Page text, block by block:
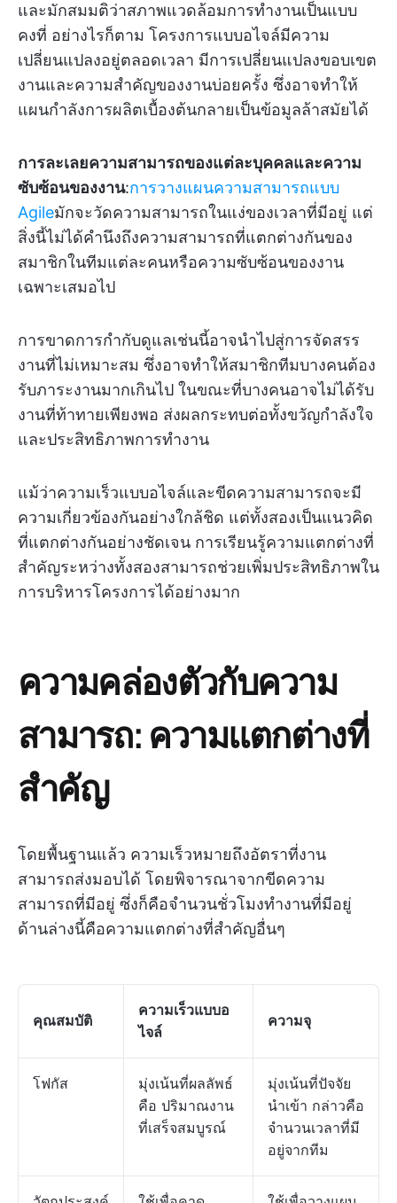
และมักสมมติว่าสภาพแวดล้อมการทำงานเป็นแบบ
คงที่ อย่างไรก็ตาม โครงการแบบอไจล์มีความ
เปลี่ยนแปลงอยู่ตลอดเวลา มีการเปลี่ยนแปลงขอบเขต
งานและความสำคัญของงานบ่อยครั้ง ซึ่งอาจทำให้
แผนกำลังการผลิตเบื้องต้นกลายเป็นข้อมูลล้าสมัยได้
การละเลยความสามารถของแต่ละบุคคลและความ
ซับซ้อนของงาน:การวางแผนความสามารถแบบ
Agileมักจะวัดความสามารถในแง่ของเวลาที่มีอยู่ แต่
สิ่งนี้ไม่ได้คำนึงถึงความสามารถที่แตกต่างกันของ
สมาชิกในทีมแต่ละคนหรือความซับซ้อนของงาน
เฉพาะเสมอไป
การขาดการกำกับดูแลเช่นนี้อาจนำไปสู่การจัดสรร
งานที่ไม่เหมาะสม ซึ่งอาจทำให้สมาชิกทีมบางคนต้อง
รับภาระงานมากเกินไป ในขณะที่บางคนอาจไม่ได้รับ
งานที่ท้าทายเพียงพอ ส่งผลกระทบต่อทั้งขวัญกำลังใจ
และประสิทธิภาพการทำงาน
แม้ว่าความเร็วแบบอไจล์และขีดความสามารถจะมี
ความเกี่ยวข้องกันอย่างใกล้ชิด แต่ทั้งสองเป็นแนวคิด
ที่แตกต่างกันอย่างชัดเจน การเรียนรู้ความแตกต่างที่
สำคัญระหว่างทั้งสองสามารถช่วยเพิ่มประสิทธิภาพใน
การบริหารโครงการได้อย่างมาก
ความคล่องตัวกับความ
สามารถ: ความแตกต่างที่
สำคัญ
โดยพื้นฐานแล้ว ความเร็วหมายถึงอัตราที่งาน
สามารถส่งมอบได้ โดยพิจารณาจากขีดความ
สามารถที่มีอยู่ ซึ่งก็คือจำนวนชั่วโมงทำงานที่มีอยู่
ด้านล่างนี้คือความแตกต่างที่สำคัญอื่นๆ
คุณสมบัติ
ความเร็วแบบอ
ไจล์
ความจุ
โฟกัส
มุ่งเน้นที่ผลลัพธ์
คือ ปริมาณงาน
ที่เสร็จสมบูรณ์
มุ่งเน้นที่ปัจจัย
นำเข้า กล่าวคือ
จำนวนเวลาที่มี
อยู่จากทีม